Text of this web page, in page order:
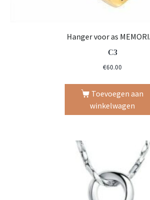
Hanger voor as
C3
€60.00
Toevoegen aan
winkelwagen